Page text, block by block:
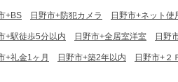
+BS 日野市+防犯カメラ 日野市+ネット使
+駅徒歩5分以内 日野市+全居室洋室 日野
+礼金1ヶ月 日野市+築2年以内 日野市+２